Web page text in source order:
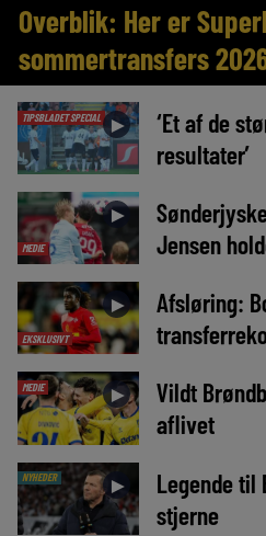
Overblik: Her er
sommertransfers
TIPSBLADET SPECIAL ►
‘Et af de
resultater’
MEDIE
►
Jensen
EKSKLUSIVT
►
Afsløring:
MEDIE ►
Vildt
aflivet
NYHEDER ►
Legende til
stjerne